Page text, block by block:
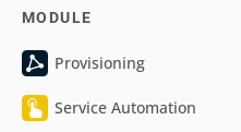
MODULE
Provisioning
Service Automation